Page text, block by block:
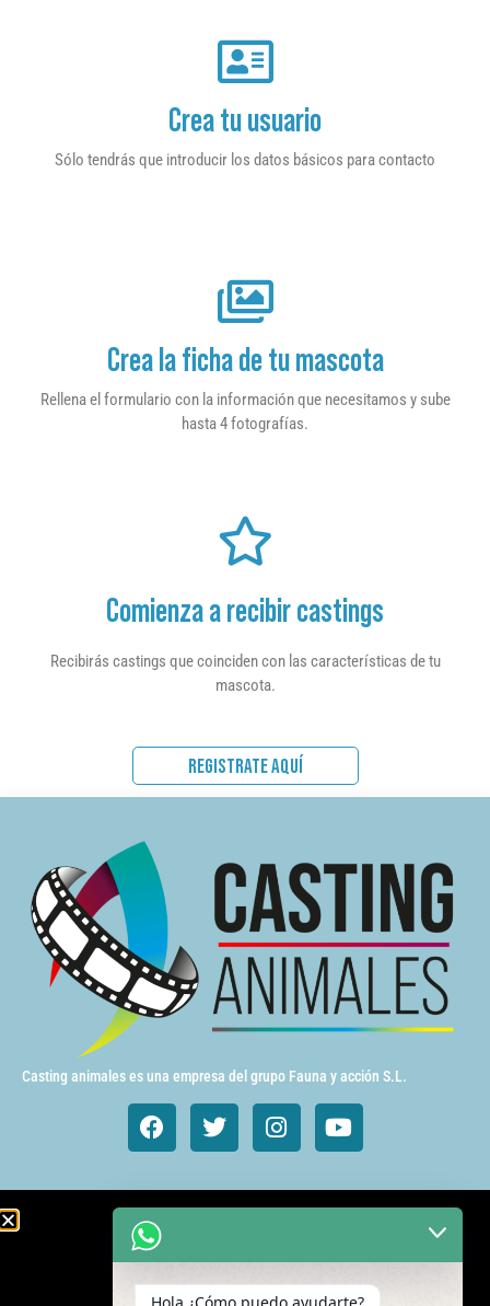
Crea tu usuario
Sólo tendrás que introducir los datos básicos para contacto
Crea la ficha de tu mascota
Rellena el formulario con la información que necesitamos y sube
hasta 4 fotografías.
Comienza a recibir castings
Recibirás castings que coinciden con las características de tu
mascota.
REGISTRATE AQUÍ
Casting animales es una empresa del grupo Fauna y acción S.L.
Animales de cine y TV